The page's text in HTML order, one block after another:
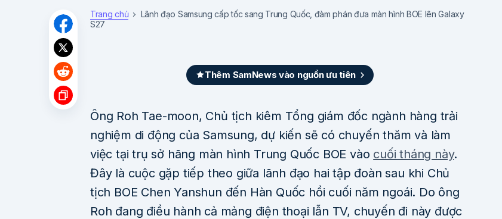
Trang chủ
Lãnh đạo Samsung cấp tốc sang Trung Quốc, đàm phán đưa màn hình BOE lên Galaxy
S27
Thêm SamNews vào nguồn ưu tiên
Ông Roh Tae-moon, Chủ tịch kiêm Tổng giám đốc ngành hàng trải
nghiệm di động của Samsung, dự kiến sẽ có chuyến thăm và làm
việc tại trụ sở hãng màn hình Trung Quốc BOE vào cuối tháng này.
Đây là cuộc gặp tiếp theo giữa lãnh đạo hai tập đoàn sau khi Chủ
tịch BOE Chen Yanshun đến Hàn Quốc hồi cuối năm ngoái. Do ông
Roh đang điều hành cả mảng điện thoại lẫn TV, chuyến đi này được